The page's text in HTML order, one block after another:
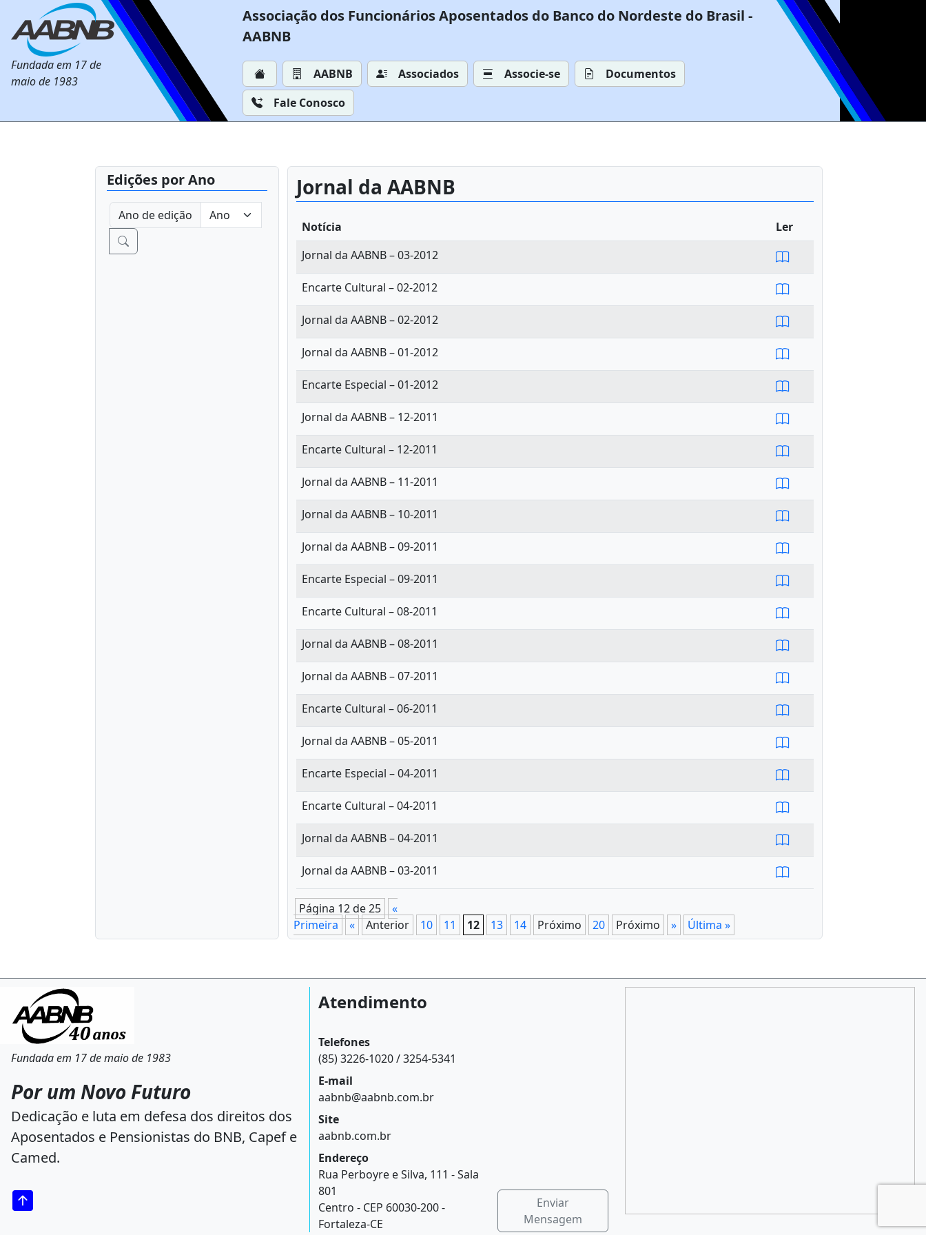
Fundada em 17 de
maio de 1983
Associação dos Funcionários Aposentados do Banco do Nordeste do Brasil -
AABNB
AABNB Associados Associe-se
Documentos
Fale Conosco
Edições por Ano
Ano de edição
Jornal da AABNB
Notícia
Ler
Jornal da AABNB – 03-2012
Encarte Cultural – 02-2012
Jornal da AABNB – 02-2012
Jornal da AABNB – 01-2012
Encarte Especial – 01-2012
Jornal da AABNB – 12-2011
Encarte Cultural – 12-2011
Jornal da AABNB – 11-2011
Jornal da AABNB – 10-2011
Jornal da AABNB – 09-2011
Encarte Especial – 09-2011
Encarte Cultural – 08-2011
Jornal da AABNB – 08-2011
Jornal da AABNB – 07-2011
Encarte Cultural – 06-2011
Jornal da AABNB – 05-2011
Encarte Especial – 04-2011
Encarte Cultural – 04-2011
Jornal da AABNB – 04-2011
Jornal da AABNB – 03-2011
Página 12 de 25
«
Primeira
« Anterior 10 11 12 13 14 Próximo 20 Próximo » Última »
Fundada em 17 de maio de 1983
Por um Novo Futuro
Dedicação e luta em defesa dos direitos dos
Aposentados e Pensionistas do BNB, Capef e
Camed.
Atendimento
Telefones
(85) 3226-1020 / 3254-5341
E-mail
aabnb@aabnb.com.br
Site
aabnb.com.br
Endereço
Rua Perboyre e Silva, 111 - Sala
801
Centro - CEP 60030-200 -
Fortaleza-CE
Enviar
Mensagem